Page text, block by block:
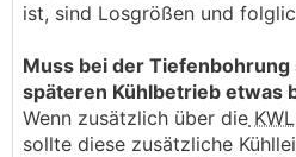
ist, sind Losgrößen und
Muss bei der
späteren Kühlbetrieb etwas
Wenn zusätzlich über die KWL
sollte diese zusätzliche